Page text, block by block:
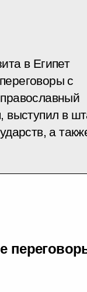
в Египет
с
выступил в
а